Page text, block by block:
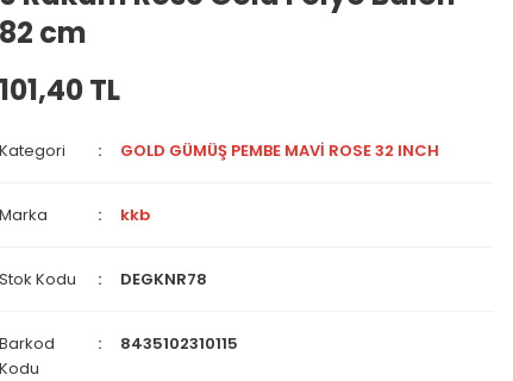
82 cm
101,40 TL
Kategori GOLD GÜMÜŞ PEMBE MAVİ ROSE 32 INCH
Marka kkb
Stok Kodu DEGKNR78
Barkod
Kodu
8435102310115